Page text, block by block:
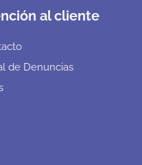
al cliente
de Denuncias